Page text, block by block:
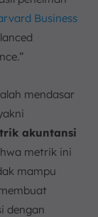
Business
mendasar
akuntansi
metrik ini
mampu
dengan